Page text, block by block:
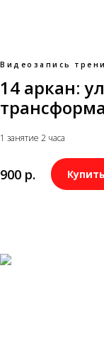
Контакт с
Ведущий —
Видеозапись
14 аркан:
1 занятие 2 часа
900 р. Купить